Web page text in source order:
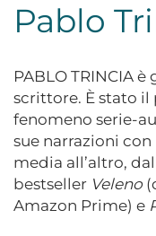
Pablo
PABLO TRINCIA
scrittore. È stato il
fenomeno serie-
sue narrazioni
media all’altro,
bestseller Veleno
Amazon Prime) e